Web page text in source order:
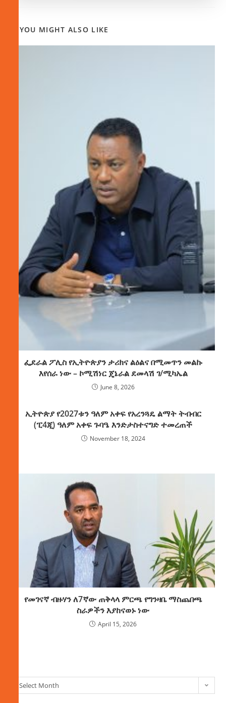
YOU MIGHT ALSO LIKE
ፌደራል ፖሊስ የኢትዮጵያን ታሪክና ልዕልና በሚመጥን መልኩ
እየሰራ ነው – ኮሚሽነር ጄኔራል ደመላሽ ገ/ሚካኤል
June 8, 2026
ኢትዮጵያ የ2027ቱን ዓለም አቀፍ የአረንጓዴ ልማት ትብብር
(ፒ4ጂ) ዓለም አቀፍ ጉባዔ እንድታስተናግድ ተመረጠች
November 18, 2024
የመገናኛ ብዙሃን ለ7ኛው ጠቅላላ ምርጫ የግንዛቤ ማስጨበጫ
ስራዎችን እያከናወኑ ነው
April 15, 2026
Select Month